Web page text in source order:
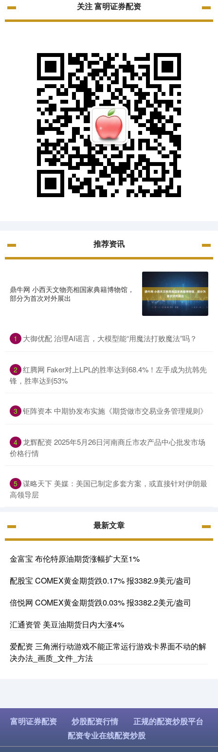
关注 富明证券配资
推荐资讯
鼎牛网 小西天文物亮相国家典籍博物馆，
部分为首次对外展出
1 大御优配 治理AI谣言，大模型能“用魔法打败魔法”吗？
2 红腾网 Faker对上LPL的胜率达到68.4%！左手成为抗韩先
锋，胜率达到53%
3 钜阵资本 中期协发布实施《期货做市交易业务管理规则》
4 龙辉配资 2025年5月26日河南商丘市农产品中心批发市场
价格行情
5 谋略天下 美媒：美国已制定多套方案，或直接针对伊朗最
高领导层
最新文章
金富宝 布伦特原油期货涨幅扩大至1%
配股宝 COMEX黄金期货跌0.17% 报3382.9美元/盎司
倍悦网 COMEX黄金期货跌0.03% 报3382.2美元/盎司
汇通资管 美豆油期货日内大涨4%
爱配资 三角洲行动游戏不能正常运行游戏卡界面不动的解
决办法_画质_文件_方法
富明证券配资 炒股配资行情
正规的配资炒股平台
配资专业在线配资炒股